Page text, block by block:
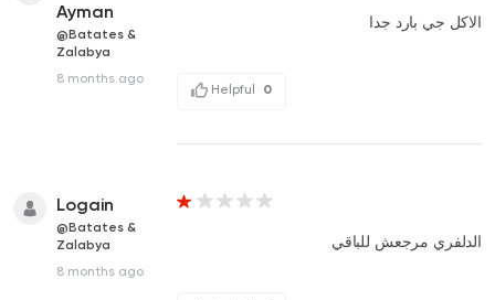
Ayman
@Batates &
Zalabya
8 months ago
الاكل جي بارد جدا
Helpful 0
Logain
@Batates &
Zalabya
8 months ago
الدلفري مرجعش للباقي